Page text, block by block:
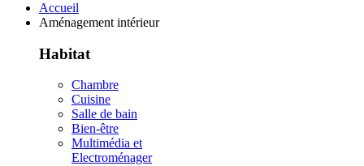
Accueil
Aménagement intérieur
Habitat
Chambre
Cuisine
Salle de bain
Bien-être
Multimédia et
Electroménager